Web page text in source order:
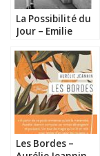
La Possibilité du
Jour – Emilie
Les Bordes –